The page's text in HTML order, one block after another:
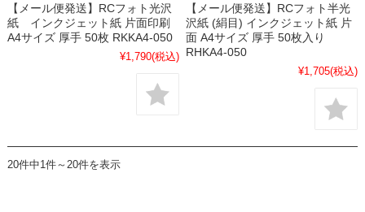
【メール便発送】RCフォト光沢
紙 インクジェット紙 片面印刷
A4サイズ 厚手 50枚 RKKA4-050
¥1,790(税込)
【メール便発送】RCフォト半光
沢紙 (絹目) インクジェット紙 片
面 A4サイズ 厚手 50枚入り
RHKA4-050
¥1,705(税込)
20件中1件～20件を表示